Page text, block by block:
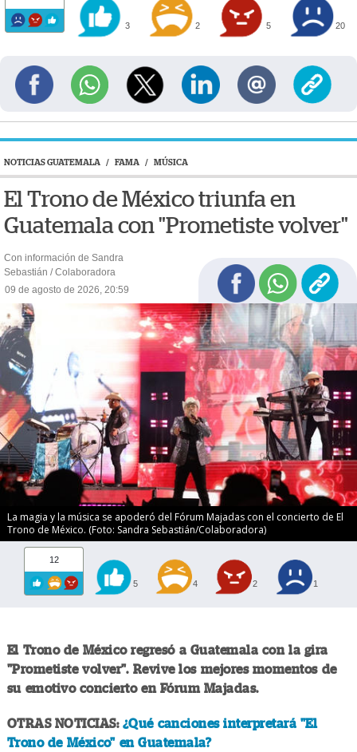
3 2 5 20
NOTICIAS GUATEMALA / FAMA / MÚSICA
El Trono de México triunfa en
Guatemala con "Prometiste volver"
Con información de Sandra
Sebastián / Colaboradora
09 de agosto de 2026, 20:59
La magia y la música se apoderó del Fórum Majadas con el concierto de El
Trono de México. (Foto: Sandra Sebastián/Colaboradora)
12
5 4 2 1
El Trono de México regresó a Guatemala con la gira
"Prometiste volver". Revive los mejores momentos de
su emotivo concierto en Fórum Majadas.
OTRAS NOTICIAS: ¿Qué canciones interpretará "El
Trono de México" en Guatemala?